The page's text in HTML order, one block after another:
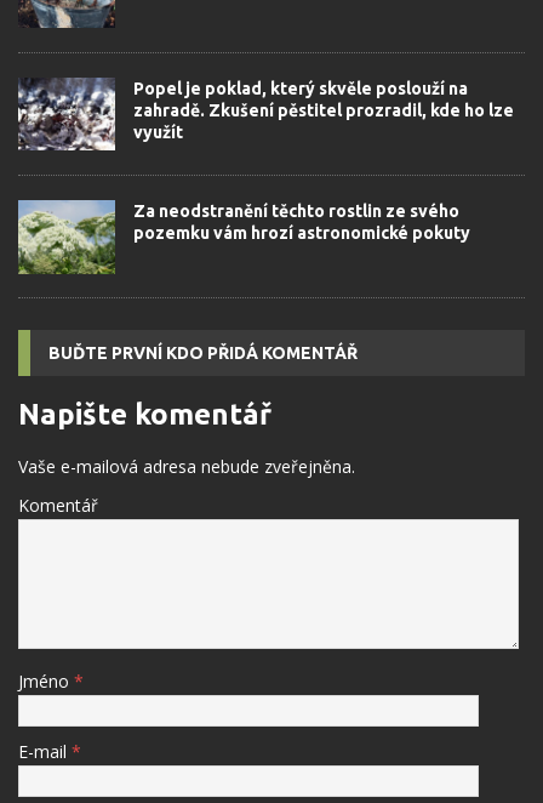
Popel je poklad, který skvěle poslouží na
zahradě. Zkušení pěstitel prozradil, kde ho lze
využít
Za neodstranění těchto rostlin ze svého
pozemku vám hrozí astronomické pokuty
BUĎTE PRVNÍ KDO PŘIDÁ KOMENTÁŘ
Napište komentář
Vaše e-mailová adresa nebude zveřejněna.
Komentář
Jméno *
E-mail *